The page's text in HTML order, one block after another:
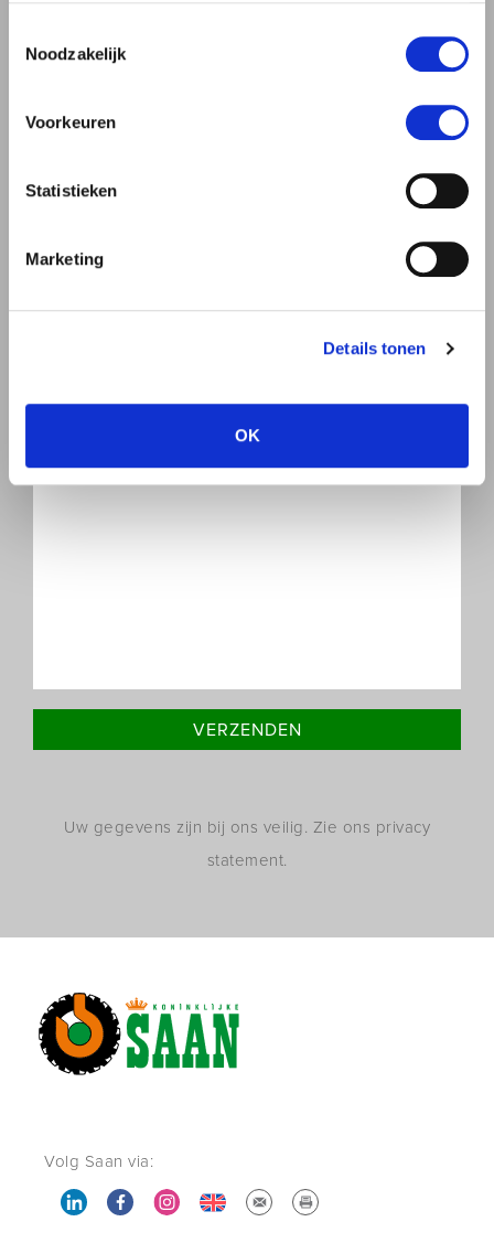
Noodzakelijk
Voorkeuren
Statistieken
Marketing
Details tonen
OK
Uw gegevens zijn bij ons veilig. Zie ons privacy
statement.
Volg Saan via: